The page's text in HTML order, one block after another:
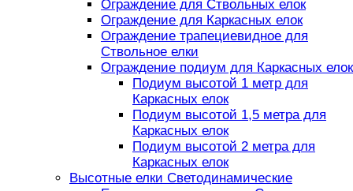
Ограждение для Ствольных елок
Ограждение для Каркасных елок
Ограждение трапециевидное для
Ствольное елки
Ограждение подиум для Каркасных елок
Подиум высотой 1 метр для
Каркасных елок
Подиум высотой 1,5 метра для
Каркасных елок
Подиум высотой 2 метра для
Каркасных елок
Высотные елки Светодинамические